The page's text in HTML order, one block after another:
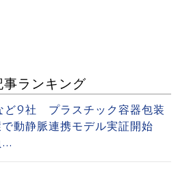
事ランキング
ど9社 プラスチック容器包装
動静脈連携モデル実証開始